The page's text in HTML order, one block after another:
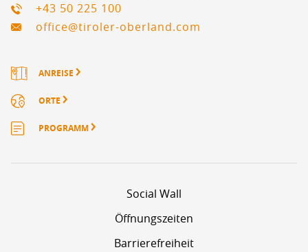
+43 50 225 100
office@tiroler-oberland.com
ANREISE
ORTE
PROGRAMM
Social Wall
Öffnungszeiten
Barrierefreiheit